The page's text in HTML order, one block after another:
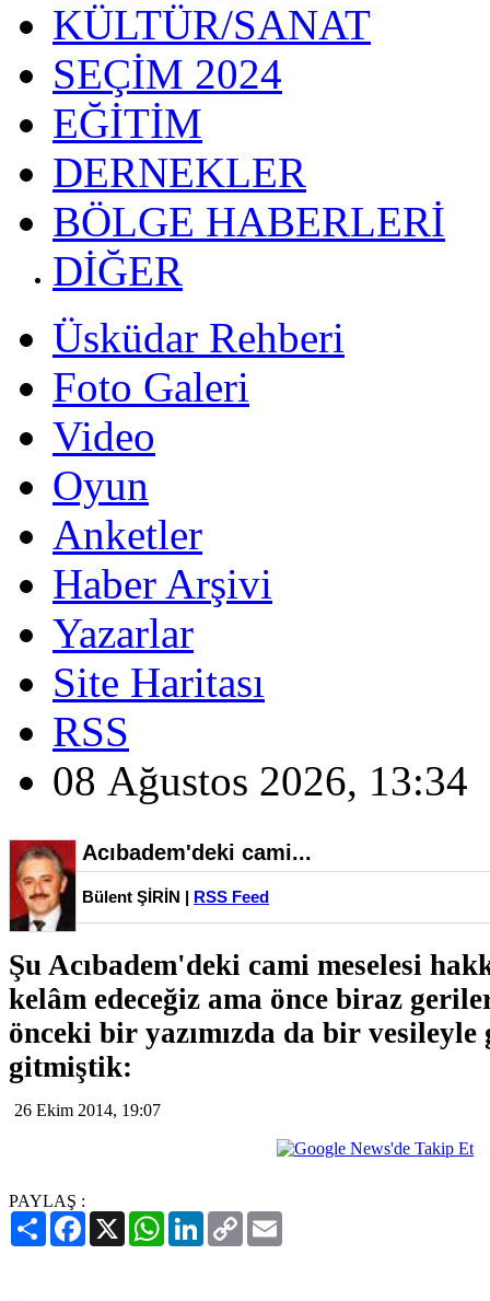
KÜLTÜR/SANAT
SEÇİM 2024
EĞİTİM
DERNEKLER
BÖLGE HABERLERİ
DİĞER
Üsküdar Rehberi
Foto Galeri
Video
Oyun
Anketler
Haber Arşivi
Yazarlar
Site Haritası
RSS
08 Ağustos 2026, 13:34
Acıbadem'deki cami...
Bülent ŞİRİN | RSS Feed
Şu Acıbadem'deki cami meselesi
kelâm edeceğiz ama önce biraz
önceki bir yazımızda da bir vesileyle
gitmiştik:
26 Ekim 2014, 19:07
PAYLAŞ :
PaylaşFacebook
X WhatsAppLinkedIn
Copy
Link